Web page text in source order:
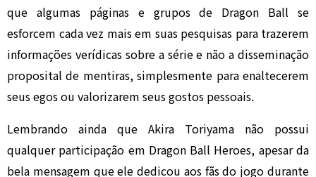
que algumas páginas e grupos de Dragon Ball se
esforcem cada vez mais em suas pesquisas para trazerem
informações verídicas sobre a série e não a disseminação
proposital de mentiras, simplesmente para enaltecerem
seus egos ou valorizarem seus gostos pessoais.
Lembrando ainda que Akira Toriyama não possui
qualquer participação em Dragon Ball Heroes, apesar da
bela mensagem que ele dedicou aos fãs do jogo durante